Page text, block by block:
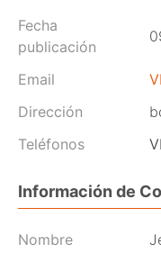
Fecha
publicación
Email
Dirección
Teléfonos
Información de
Nombre